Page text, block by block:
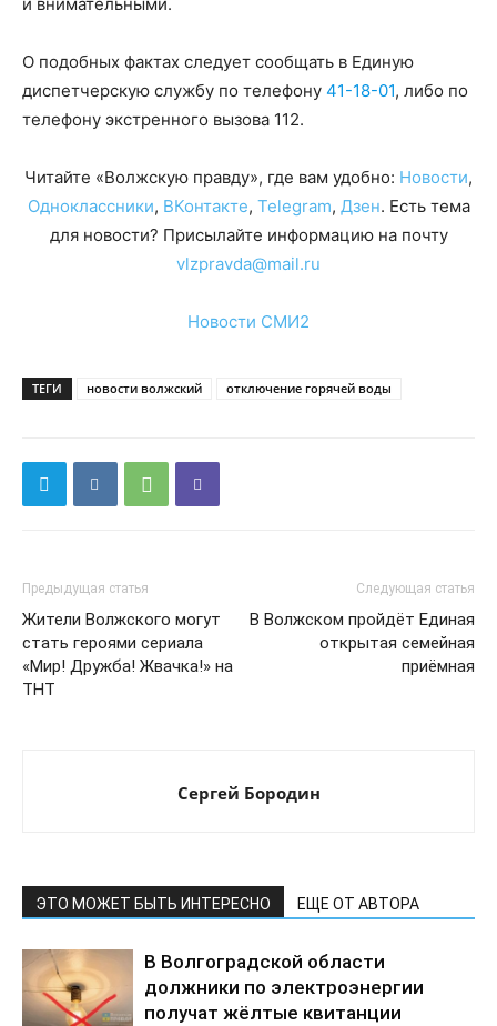
О подобных фактах следует сообщать в Единую
диспетчерскую службу по телефону 41-18-01, либо по
телефону экстренного вызова 112.
Читайте «Волжскую правду», где вам удобно: Новости,
Одноклассники, ВКонтакте, Telegram, Дзен. Есть тема
для новости? Присылайте информацию на почту
vlzpravda@mail.ru
Новости СМИ2
ТЕГИ новости волжский отключение горячей воды
Предыдущая статья
Жители Волжского могут
стать героями сериала
«Мир! Дружба! Жвачка!» на
ТНТ
Следующая статья
В Волжском пройдёт Единая
открытая семейная
приёмная
Сергей Бородин
ЭТО МОЖЕТ БЫТЬ ИНТЕРЕСНО ЕЩЕ ОТ АВТОРА
В Волгоградской области
должники по электроэнергии
получат жёлтые квитанции